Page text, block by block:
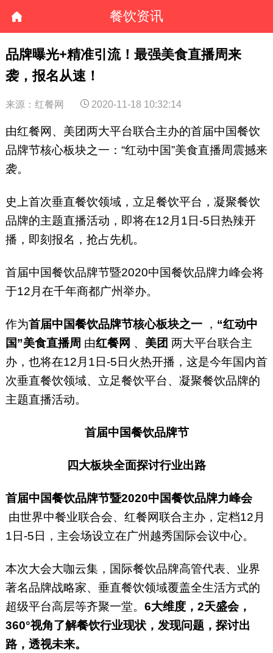
餐饮资讯
品牌曝光+精准引流！最强美食直播周来
袭，报名从速！
来源：红餐网 2020-11-18 10:32:14
由红餐网、美团两大平台联合主办的首届中国餐饮
品牌节核心板块之一：“红动中国”美食直播周震撼来
袭。
史上首次垂直餐饮领域，立足餐饮平台，凝聚餐饮
品牌的主题直播活动，即将在12月1日-5日热辣开
播，即刻报名，抢占先机。
首届中国餐饮品牌节暨2020中国餐饮品牌力峰会将
于12月在千年商都广州举办。
作为首届中国餐饮品牌节核心板块之一 ， “红动中
国”美食直播周 由红餐网 、 美团 两大平台联合主
办，也将在12月1日-5日火热开播，这是今年国内首
次垂直餐饮领域、立足餐饮平台、凝聚餐饮品牌的
主题直播活动。
首届中国餐饮品牌节
四大板块全面探讨行业出路
首届中国餐饮品牌节暨2020中国餐饮品牌力峰会
由世界中餐业联合会、红餐网联合主办，定档12月
1日-5日，主会场设立在广州越秀国际会议中心。
本次大会大咖云集，国际餐饮品牌高管代表、业界
著名品牌战略家、垂直餐饮领域覆盖全生活方式的
超级平台高层等齐聚一堂。 6大维度，2天盛会，
360°视角了解餐饮行业现状，发现问题，探讨出
路，透视未来。